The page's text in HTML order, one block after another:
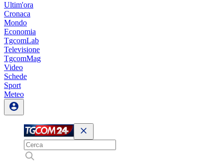
Ultim'ora
Cronaca
Mondo
Economia
TgcomLab
Televisione
TgcomMag
Video
Schede
Sport
Meteo